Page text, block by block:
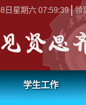
日星期六 07:59:40 领
学生工作